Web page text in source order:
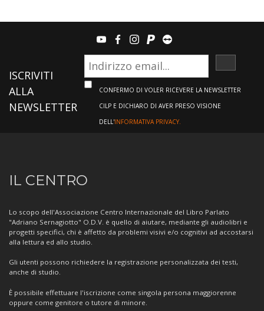
youtubefacebook
instagram
paypalteamviewer
ISCRIVITI
ALLA
NEWSLETTER
CONFERMO DI VOLER RICEVERE LA NEWSLETTER
CILP E DICHIARO DI AVER PRESO VISIONE
DELL'INFORMATIVA PRIVACY.
Informazioni
sul
Centro
IL CENTRO
Lo scopo dell'Associazione Centro Internazionale del Libro Parlato
"Adriano Sernagiotto" O.D.V. è quello di aiutare, mediante gli audiolibri e
progetti specifici, chi è affetto da problemi visivi e/o cognitivi ad accostarsi
alla lettura ed allo studio.
Gli utenti possono richiedere la registrazione personalizzata dei testi,
anche di studio.
È possibile effettuare l'iscrizione come singola persona maggiorenne
oppure come genitore o tutore di minore.